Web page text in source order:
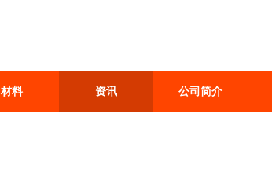
材料 资讯 公司简介